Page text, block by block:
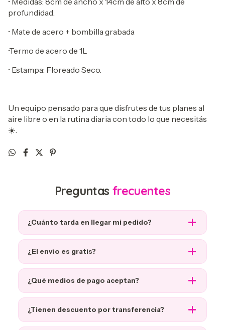
profundidad.
• Mate de acero + bombilla grabada
•Termo de acero de 1L
• Estampa: Floreado Seco.
Un equipo pensado para que disfrutes de tus planes al
aire libre o en la rutina diaria con todo lo que necesitás
☀️.
Preguntas frecuentes
¿Cuánto tarda en llegar mi pedido?
¿El envío es gratis?
¿Qué medios de pago aceptan?
¿Tienen descuento por transferencia?